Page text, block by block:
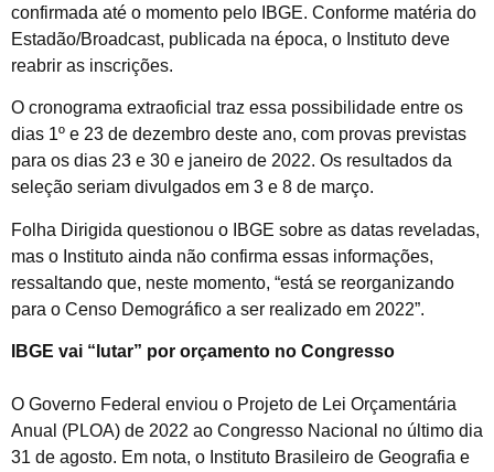
confirmada até o momento pelo IBGE. Conforme matéria do
Estadão/Broadcast, publicada na época, o Instituto deve
reabrir as inscrições.
O cronograma extraoficial traz essa possibilidade entre os
dias 1º e 23 de dezembro deste ano, com provas previstas
para os dias 23 e 30 e janeiro de 2022. Os resultados da
seleção seriam divulgados em 3 e 8 de março.
Folha Dirigida questionou o IBGE sobre as datas reveladas,
mas o Instituto ainda não confirma essas informações,
ressaltando que, neste momento, “está se reorganizando
para o Censo Demográfico a ser realizado em 2022”.
IBGE vai “lutar” por orçamento no Congresso
O Governo Federal enviou o Projeto de Lei Orçamentária
Anual (PLOA) de 2022 ao Congresso Nacional no último dia
31 de agosto. Em nota, o Instituto Brasileiro de Geografia e